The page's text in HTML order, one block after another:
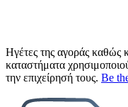
Ηγέτες της αγοράς καθώς
καταστήματα
την επιχείρησή τους. Be